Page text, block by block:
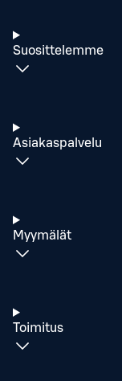
Suosittelemme
Asiakaspalvelu
Myymälät
Toimitus